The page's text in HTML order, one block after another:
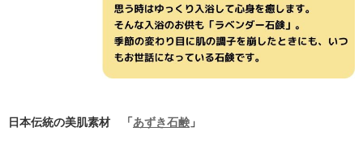
日本伝統の美肌素材 「あずき石鹸 」